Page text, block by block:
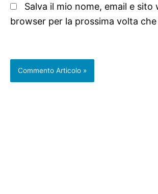
Salva il mio nome, email e sito
browser per la prossima volta